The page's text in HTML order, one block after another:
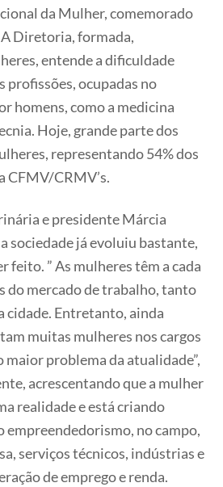
da Mulher, comemorado
Diretoria, formada,
entende a dificuldade
profissões, ocupadas no
homens, como a medicina
Hoje, grande parte dos
representando 54% dos
CFMV/CRMV’s.
e presidente Márcia
sociedade já evoluiu bastante,
feito. ” As mulheres têm a cada
do mercado de trabalho, tanto
cidade. Entretanto, ainda
muitas mulheres nos cargos
maior problema da atualidade”,
acrescentando que a mulher
realidade e está criando
empreendedorismo, no campo,
serviços técnicos, indústrias e
de emprego e renda.